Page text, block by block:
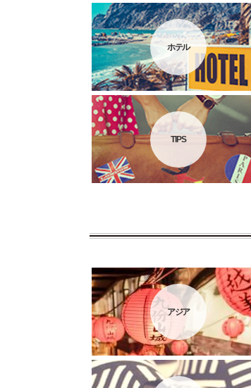
ホテル
TIPS
アジア